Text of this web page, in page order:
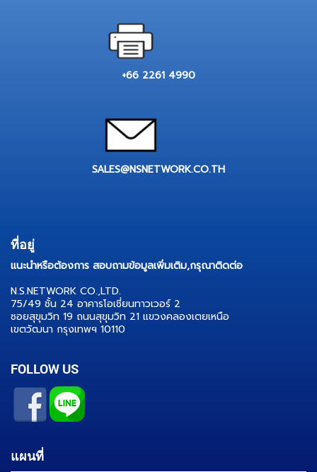
+66 2261 4990
SALES@NSNETWORK.CO.TH
ที่อยู่
แนะนำหรือต้องการ สอบถามข้อมูลเพิ่มเติม,กรุณาติดต่อ
N.S.NETWORK CO.,LTD.
75/49 ชั้น 24 อาคารโอเชี่ยนทาวเวอร์ 2
ซอยสุขุมวิท 19 ถนนสุขุมวิท 21 แขวงคลองเตยเหนือ
เขตวัฒนา กรุงเทพฯ 10110
FOLLOW US
แผนที่